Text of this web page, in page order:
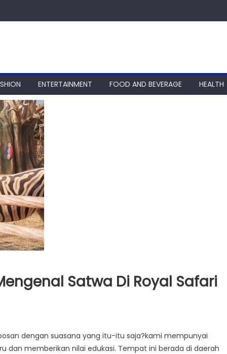
ENTERTAINMENT FOOD AND BEVERAGE HEALTH
Satwa Di Royal Safari
dengan suasana yang itu-itu saja?kami mempunyai
dan memberikan nilai edukasi. Tempat ini berada di daerah